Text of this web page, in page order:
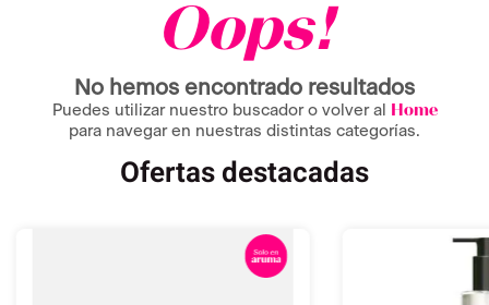
Oops!
No hemos encontrado resultados
Puedes utilizar nuestro buscador o volver al
Home
para navegar en nuestras distintas categorías.
Ofertas destacadas